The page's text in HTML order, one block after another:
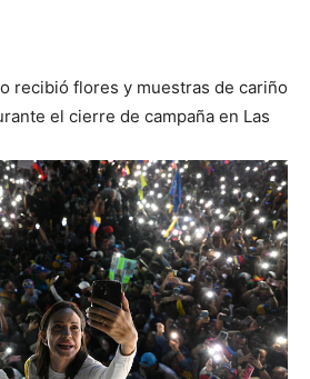
recibió flores y muestras de cariño
el cierre de campaña en Las